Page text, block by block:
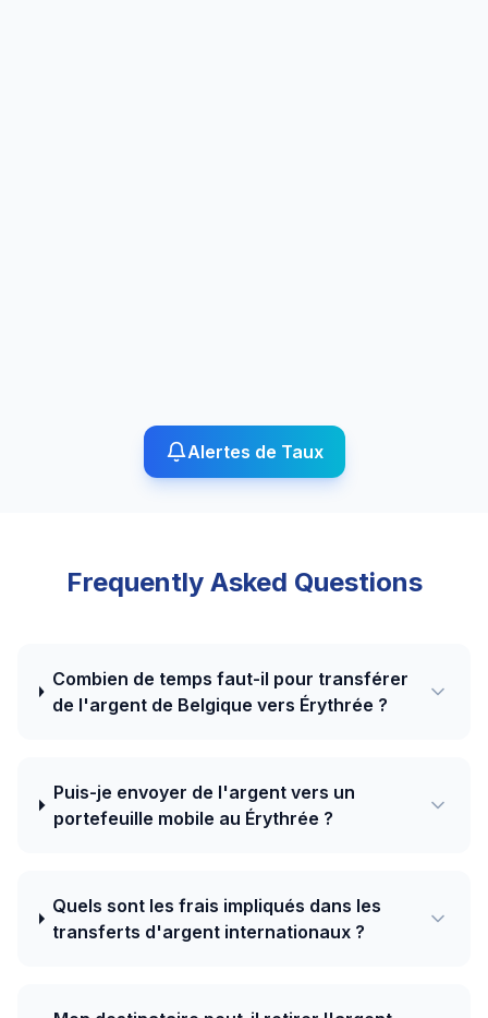
Alertes de Taux
Frequently Asked Questions
Combien de temps faut-il pour transférer
de l'argent de Belgique vers Érythrée ?
Puis-je envoyer de l'argent vers un
portefeuille mobile au Érythrée ?
Quels sont les frais impliqués dans les
transferts d'argent internationaux ?